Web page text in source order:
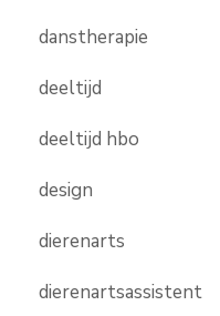
danstherapie
deeltijd
deeltijd hbo
design
dierenarts
dierenartsassistent